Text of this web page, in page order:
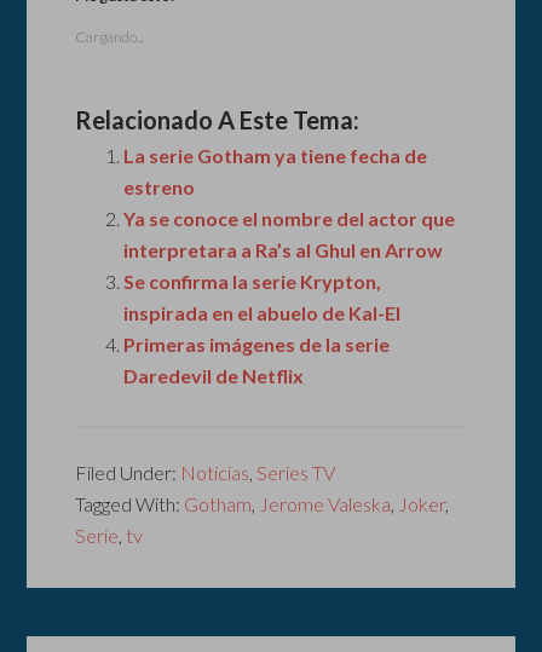
Cargando...
Relacionado A Este Tema:
La serie Gotham ya tiene fecha de
estreno
Ya se conoce el nombre del actor que
interpretara a Ra’s al Ghul en Arrow
Se confirma la serie Krypton,
inspirada en el abuelo de Kal-El
Primeras imágenes de la serie
Daredevil de Netflix
Filed Under: Noticias Series TV
Tagged With: Gotham Jerome Valeska Joker,
Serie tv